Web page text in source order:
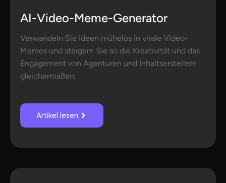
AI-Video-Meme-Generator
Verwandeln Sie Ideen mühelos in virale Video-
Memes und steigern Sie so die Kreativität und das
Engagement von Agenturen und Inhaltserstellern
gleichermaßen.
Artikel lesen